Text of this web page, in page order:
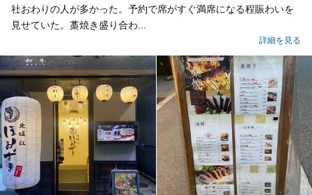
社おわりの人が多かった。予約で席がすぐ満席になる程賑わいを
見せていた。藁焼き盛り合わ...
詳細を見る